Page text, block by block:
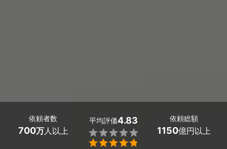
依頼者数
700万人以上
平均評価4.83


依頼総額
1150億円以上